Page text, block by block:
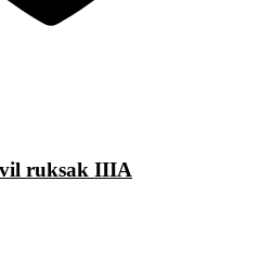
ruksak IIIA